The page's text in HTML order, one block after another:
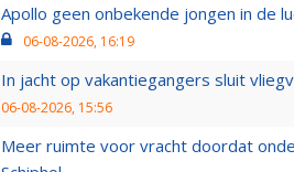
Apollo geen onbekende jongen in de
06-08-2026, 16:19
In jacht op vakantiegangers sluit
06-08-2026, 15:56
Meer ruimte voor vracht doordat